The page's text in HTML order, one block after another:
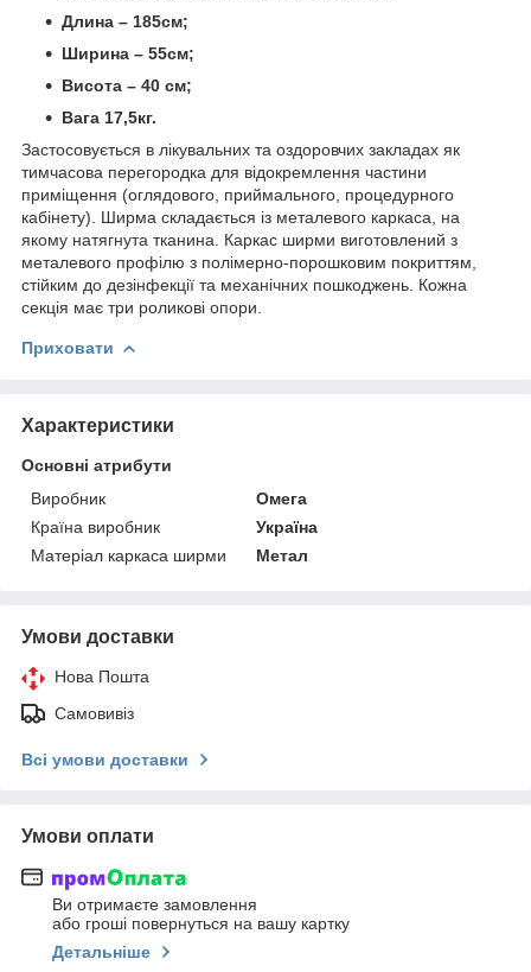
Длина – 185см;
Ширина – 55см;
Висота – 40 см;
Вага 17,5кг.
Застосовується в лікувальних та оздоровчих закладах як
тимчасова перегородка для відокремлення частини
приміщення (оглядового, приймального, процедурного
кабінету). Ширма складається із металевого каркаса, на
якому натягнута тканина. Каркас ширми виготовлений з
металевого профілю з полімерно-порошковим покриттям,
стійким до дезінфекції та механічних пошкоджень. Кожна
секція має три роликові опори.
Приховати
Характеристики
Основні атрибути
Виробник
Омега
Країна виробник
Україна
Матеріал каркаса ширми
Метал
Умови доставки
Нова Пошта
Самовивіз
Всі умови доставки
Умови оплати
Ви отримаєте замовлення
або гроші повернуться на вашу картку
Детальніше